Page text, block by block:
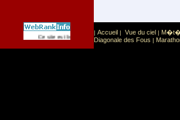
Ce site est list� dans la cat�gorie Sport: Sports
| Accueil | Vue du ciel |
Diagonale des Fous |